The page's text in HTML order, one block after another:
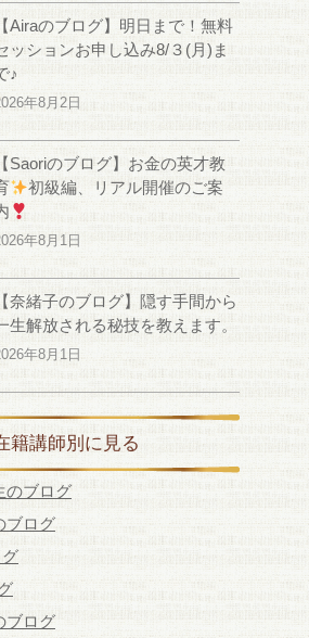
【Airaのブログ】明日まで！無料
ッションお申し込み8/３(月)ま
♪
年8月2日
【Saoriのブログ】お金の英才教
初級編、リアル開催のご案
年8月1日
【奈緒子のブログ】隠す手間から
生解放される秘技を教えます。
年8月1日
籍講師別に見る
のブログ
ブログ
ブログ